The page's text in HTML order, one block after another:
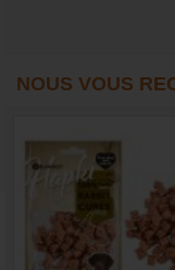
NOUS VOUS